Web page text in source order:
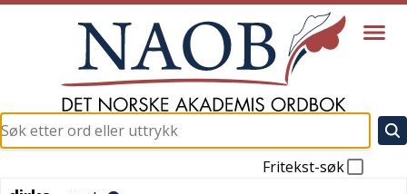
Fritekst-søk